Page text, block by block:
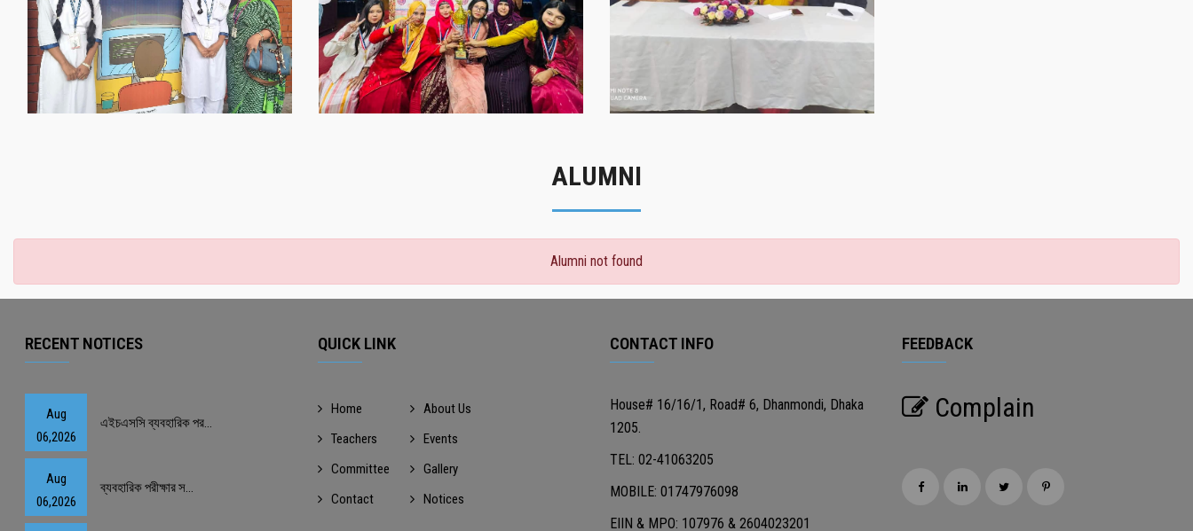
‌গৌর‌বের অর্জন গৌরবের মুহূর্ত সাফল্যের স্মৃতি
ALUMNI
Alumni not found
RECENT NOTICES
Aug
06,2026
এইচএসসি ব্যবহারিক পর...
Aug
06,2026
ব্যবহারিক পরীক্ষার স...
QUICK LINK
Home
About Us
Teachers
Events
Committee
Gallery
Contact
Notices
CONTACT INFO
House# 16/16/1, Road# 6, Dhanmondi, Dhaka
1205.
TEL: 02-41063205
MOBILE: 01747976098
EIIN & MPO: 107976 & 2604023201
FEEDBACK
Complain